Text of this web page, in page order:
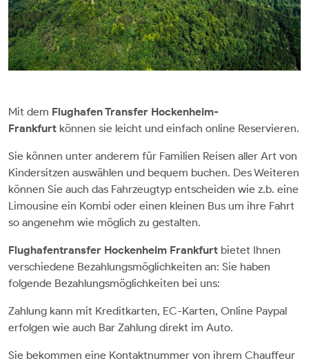
Mit dem Flughafen Transfer Hockenheim-
Frankfurt können sie leicht und einfach online Reservieren.
Sie können unter anderem für Familien Reisen aller Art von
Kindersitzen auswählen und bequem buchen. Des Weiteren
können Sie auch das Fahrzeugtyp entscheiden wie z.b. eine
Limousine ein Kombi oder einen kleinen Bus um ihre Fahrt
so angenehm wie möglich zu gestalten.
Flughafentransfer Hockenheim Frankfurt bietet Ihnen
verschiedene Bezahlungsmöglichkeiten an: Sie haben
folgende Bezahlungsmöglichkeiten bei uns:
Zahlung kann mit Kreditkarten, EC-Karten, Online Paypal
erfolgen wie auch Bar Zahlung direkt im Auto.
Sie bekommen eine Kontaktnummer von ihrem Chauffeur